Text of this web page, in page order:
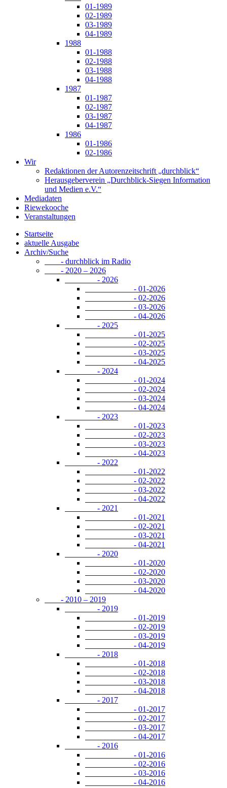
01-1989
02-1989
03-1989
04-1989
1988
01-1988
02-1988
03-1988
04-1988
1987
01-1987
02-1987
03-1987
04-1987
1986
01-1986
02-1986
Wir
Redaktionen der Autorenzeitschrift „durchblick“
Herausgeberverein „Durchblick-Siegen Information
und Medien e.V.“
Mediadaten
Riewekooche
Veranstaltungen
Startseite
aktuelle Ausgabe
Archiv/Suche
- durchblick im Radio
- 2020 – 2026
- 2026
- 01-2026
- 02-2026
- 03-2026
- 04-2026
- 2025
- 01-2025
- 02-2025
- 03-2025
- 04-2025
- 2024
- 01-2024
- 02-2024
- 03-2024
- 04-2024
- 2023
- 01-2023
- 02-2023
- 03-2023
- 04-2023
- 2022
- 01-2022
- 02-2022
- 03-2022
- 04-2022
- 2021
- 01-2021
- 02-2021
- 03-2021
- 04-2021
- 2020
- 01-2020
- 02-2020
- 03-2020
- 04-2020
- 2010 – 2019
- 2019
- 01-2019
- 02-2019
- 03-2019
- 04-2019
- 2018
- 01-2018
- 02-2018
- 03-2018
- 04-2018
- 2017
- 01-2017
- 02-2017
- 03-2017
- 04-2017
- 2016
- 01-2016
- 02-2016
- 03-2016
- 04-2016